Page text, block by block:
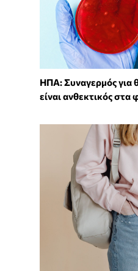
ΗΠΑ: Συναγερμός για
είναι ανθεκτικός στα